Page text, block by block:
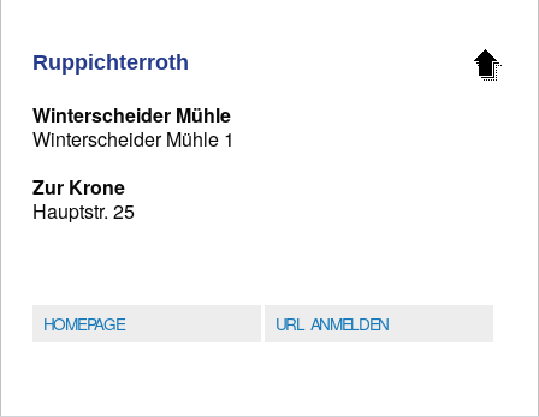
Ruppichterroth
Winterscheider Mühle
Winterscheider Mühle 1
Zur Krone
Hauptstr. 25
HOMEPAGE URL ANMELDEN